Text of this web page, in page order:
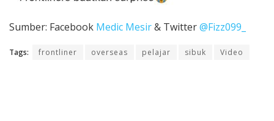
Sumber: Facebook Medic Mesir& Twitter@Fizz099_
Tags: frontliner overseas pelajar sibuk Video